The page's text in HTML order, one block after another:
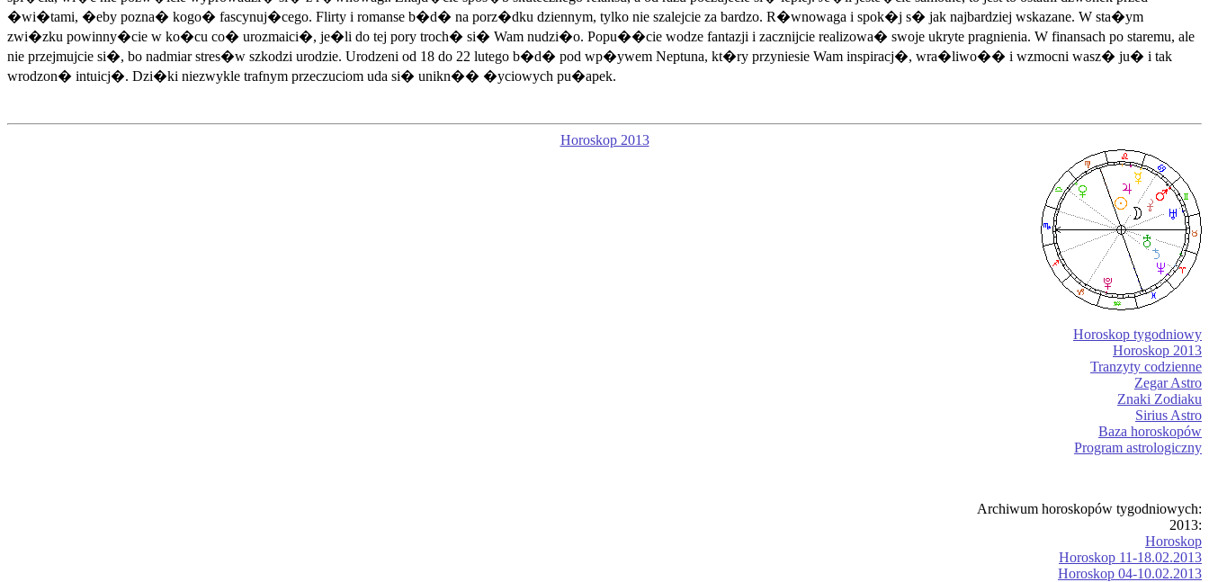
�wi�tami, �eby pozna� kogo� fascynuj�cego. Flirty i romanse b�d� na porz�dku dziennym, tylko nie szalejcie za bardzo. R�wnowaga i spok�j s� jak najbardziej wskazane. W sta�ym
zwi�zku powinny�cie w ko�cu co� urozmaici�, je�li do tej pory troch� si� Wam nudzi�o. Popu��cie wodze fantazji i zacznijcie realizowa� swoje ukryte pragnienia. W finansach po staremu, ale
nie przejmujcie si�, bo nadmiar stres�w szkodzi urodzie. Urodzeni od 18 do 22 lutego b�d� pod wp�ywem Neptuna, kt�ry przyniesie Wam inspiracj�, wra�liwo�� i wzmocni wasz� ju� i tak
wrodzon� intuicj�. Dzi�ki niezwykle trafnym przeczuciom uda si� unikn�� �yciowych pu�apek.
Horoskop 2013
Horoskop tygodniowy
Horoskop 2013
Tranzyty codzienne
Zegar Astro
Znaki Zodiaku
Sirius Astro
Baza horoskopów
Program astrologiczny
Archiwum horoskopów tygodniowych:
2013:
Horoskop
Horoskop 11-18.02.2013
Horoskop 04-10.02.2013